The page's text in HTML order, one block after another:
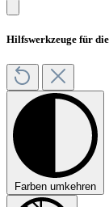
Hilfswerkzeuge für
Farben umkehren